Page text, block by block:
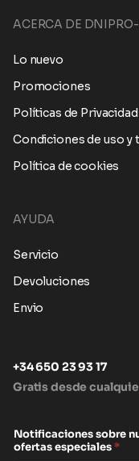
ACERCA DE
Lo nuevo
Promociones
Políticas de Privacidad
Condiciones de uso y
Política de cookies
AYUDA
Servicio
Devoluciones
Envio
+34 650 23 93 17
Gratis desde
Notificaciones sobre
ofertas especiales*